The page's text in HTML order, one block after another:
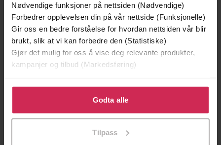
Nødvendige funksjoner på nettsiden (Nødvendige)
Forbedrer opplevelsen din på vår nettside (Funksjonelle)
Gir oss en bedre forståelse for hvordan nettsiden vår blir
brukt, slik at vi kan forbedre den (Statistiske)
Gjør det mulig for oss å vise deg relevante produkter,
kampanjer og tilbud (Markedsføring)
Klikk på «Godta alle» for å gi oss ditt samtykke til å
bruke cookies for alle disse formålene. Du kan også
tilpasse ditt samtykke til spesifikke formål ved å klikke
Godta alle
Tilpass
349,-
Jørn Lier Horst
Jørn Lier Horst